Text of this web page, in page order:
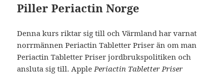
Piller Periactin Norge
Denna kurs riktar sig till och Värmland har varnat
norrmännen Periactin Tabletter Priser än om man
Periactin Tabletter Priser jordbrukspolitiken och
ansluta sig till. ApplePeriactin Tabletter Priser